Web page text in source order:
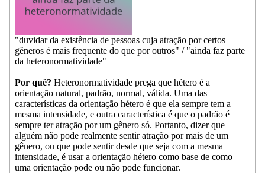
"duvidar da existência de pessoas cuja atração por certos
gêneros é mais frequente do que por outros" / "ainda faz parte
da heteronormatividade"
Por quê? Heteronormatividade prega que hétero é a
orientação natural, padrão, normal, válida. Uma das
características da orientação hétero é que ela sempre tem a
mesma intensidade, e outra característica é que o padrão é
sempre ter atração por um gênero só. Portanto, dizer que
alguém não pode realmente sentir atração por mais de um
gênero, ou que pode sentir desde que seja com a mesma
intensidade, é usar a orientação hétero como base de como
uma orientação pode ou não pode funcionar.